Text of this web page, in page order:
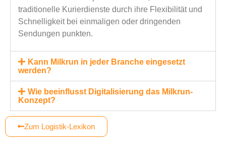
traditionelle Kurierdienste durch ihre Flexibilität und
Schnelligkeit bei einmaligen oder dringenden
Sendungen punkten.
Kann Milkrun in jeder Branche eingesetzt
werden?
Wie beeinflusst Digitalisierung das Milkrun-
Konzept?
Zum Logistik-Lexikon